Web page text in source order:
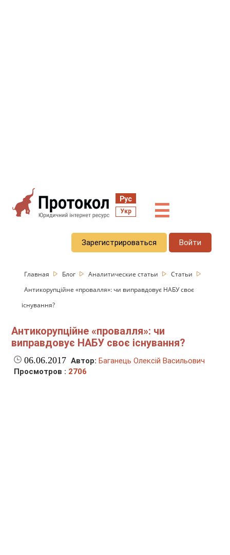
Рус
Укр ☰
Зарегистрироваться Войти
Главная Блог Аналитические статьи
Статьи
Антикорупційне «провалля»: чи виправдовує НАБУ своє
існування?
Антикорупційне «провалля»: чи
виправдовує НАБУ своє існування?
06.06.2017 Автор: Баганець Олексій Васильович
Просмотров : 2706